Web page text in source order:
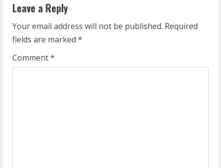
u
e
R
e
Leave a Reply
Your email address will not be published. Required
fields are marked *
Comment*